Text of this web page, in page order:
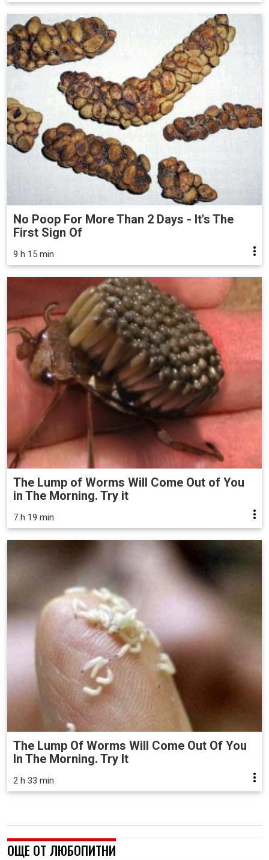
No Poop For More Than 2 Days - It's The
First Sign Of
9 h 15 min
The Lump of Worms Will Come Out of You
in The Morning. Try it
7 h 19 min
The Lump Of Worms Will Come Out Of You
In The Morning. Try It
2 h 33 min
ОЩЕ ОТ ЛЮБОПИТНИ